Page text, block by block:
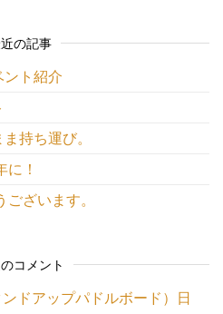
の記事
ト紹介
持ち運び。
！
ざいます。
コメント
ドアップパドルボード）日